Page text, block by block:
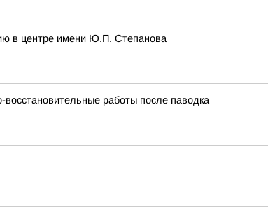
в центре имени Ю.П. Степанова
работы после паводка